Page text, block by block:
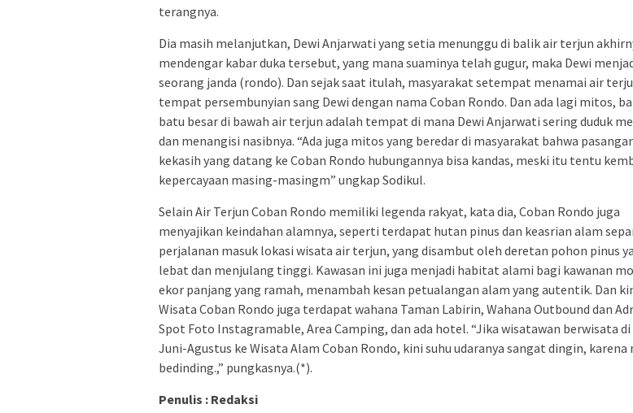
terangnya.
Dia masih melanjutkan, Dewi Anjarwati yang setia menunggu di balik air terjun
mendengar kabar duka tersebut, yang mana suaminya telah gugur, maka Dewi
seorang janda (rondo). Dan sejak saat itulah, masyarakat setempat menamai air
tempat persembunyian sang Dewi dengan nama Coban Rondo. Dan ada lagi mitos,
batu besar di bawah air terjun adalah tempat di mana Dewi Anjarwati sering duduk
dan menangisi nasibnya. “Ada juga mitos yang beredar di masyarakat bahwa
kekasih yang datang ke Coban Rondo hubungannya bisa kandas, meski itu tentu
kepercayaan masing-masingm” ungkap Sodikul.
Selain Air Terjun Coban Rondo memiliki legenda rakyat, kata dia, Coban Rondo juga
menyajikan keindahan alamnya, seperti terdapat hutan pinus dan keasrian alam
perjalanan masuk lokasi wisata air terjun, yang disambut oleh deretan pohon pinus
lebat dan menjulang tinggi. Kawasan ini juga menjadi habitat alami bagi kawanan
ekor panjang yang ramah, menambah kesan petualangan alam yang autentik. Dan
Wisata Coban Rondo juga terdapat wahana Taman Labirin, Wahana Outbound dan
Spot Foto Instagramable, Area Camping, dan ada hotel. “Jika wisatawan berwisata
Juni-Agustus ke Wisata Alam Coban Rondo, kini suhu udaranya sangat dingin, karena
bedinding.,” pungkasnya.(*).
Penulis : Redaksi